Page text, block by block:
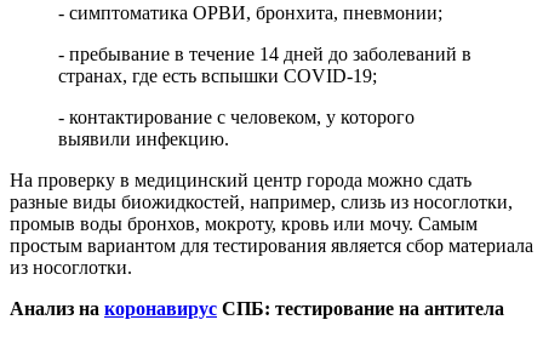
- симптоматика ОРВИ, бронхита, пневмонии;
- пребывание в течение 14 дней до заболеваний в
странах, где есть вспышки COVID-19;
- контактирование с человеком, у которого
выявили инфекцию.
На проверку в медицинский центр города можно сдать
разные виды биожидкостей, например, слизь из носоглотки,
промыв воды бронхов, мокроту, кровь или мочу. Самым
простым вариантом для тестирования является сбор материала
из носоглотки.
Анализ на коронавирус СПБ: тестирование на антитела